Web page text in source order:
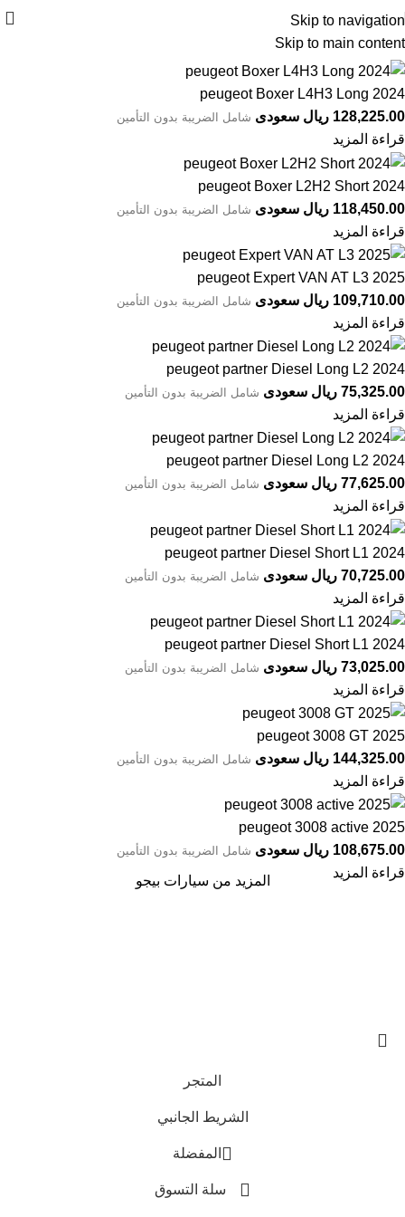
Skip to navigation
Skip to main content
128,225.00 ريال سعودى شامل الضريبة بدون التأمين
قراءة المزيد
peugeot Boxer L2H2 Short 2024
118,450.00 ريال سعودى
شامل الضريبة بدون التأمين
قراءة المزيد
peugeot Expert VAN AT L3 2025
109,710.00 ريال سعودى
شامل الضريبة بدون التأمين
قراءة المزيد
75,325.00 ريال سعودى شامل الضريبة بدون التأمين
قراءة المزيد
peugeot partner Diesel Long L2 2024⁩⁩
77,625.00 ريال سعودى
شامل الضريبة بدون التأمين
قراءة المزيد
peugeot partner Diesel Short L1 2024⁩
70,725.00 ريال سعودى
شامل الضريبة بدون التأمين
قراءة المزيد
peugeot partner Diesel Short L1 2024
73,025.00 ريال سعودى
شامل الضريبة بدون التأمين
قراءة المزيد
peugeot 3008 GT 2025⁩
144,325.00 ريال سعودى
شامل الضريبة بدون التأمين
قراءة المزيد
peugeot 3008 active 2025
108,675.00 ريال سعودى
شامل الضريبة بدون التأمين
قراءة المزيد
المزيد من سيارات بيجو
المتجر
الشريط الجانبي
المفضلة
سلة التسوق